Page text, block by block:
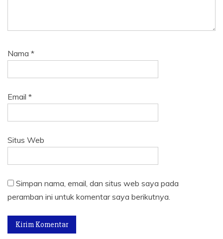
Nama *
Email *
Situs Web
Simpan nama, email, dan situs web saya pada
peramban ini untuk komentar saya berikutnya.